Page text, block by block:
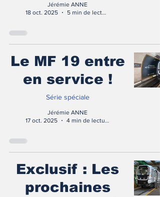
Jérémie ANNE
18 oct. 2025
5 min de lecture
Le MF 19 entre
en service !
Série spéciale
Jérémie ANNE
17 oct. 2025
4 min de lecture
Exclusif : Les
prochaines